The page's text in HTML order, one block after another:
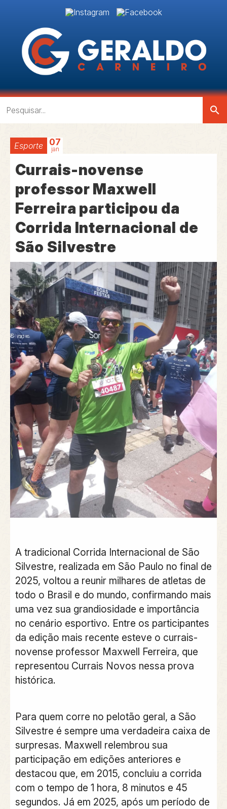
search
Esporte 07
jan
Currais-novense
professor Maxwell
Ferreira participou da
Corrida Internacional de
São Silvestre
A tradicional Corrida Internacional de São
Silvestre, realizada em São Paulo no final de
2025, voltou a reunir milhares de atletas de
todo o Brasil e do mundo, confirmando mais
uma vez sua grandiosidade e importância
no cenário esportivo. Entre os participantes
da edição mais recente esteve o currais-
novense professor Maxwell Ferreira, que
representou Currais Novos nessa prova
histórica.
Para quem corre no pelotão geral, a São
Silvestre é sempre uma verdadeira caixa de
surpresas. Maxwell relembrou sua
participação em edições anteriores e
destacou que, em 2015, concluiu a corrida
com o tempo de 1 hora, 8 minutos e 45
segundos. Já em 2025, após um período de